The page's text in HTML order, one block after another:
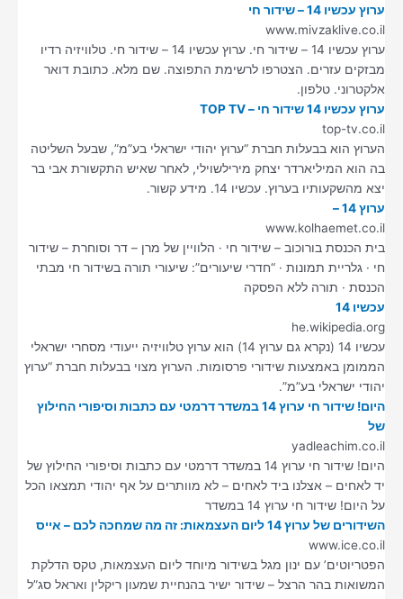
ערוץ עכשיו 14 – שידור חי
www.mivzaklive.co.il
ערוץ עכשיו 14 – שידור חי. ערוץ עכשיו 14 – שידור חי. טלוויזיה רדיו
מבזקים עזרים. הצטרפו לרשימת התפוצה. שם מלא. כתובת דואר
אלקטרוני. טלפון.
ערוץ עכשיו 14 שידור חי – TOP TV
top-tv.co.il
הערוץ הוא בבעלות חברת “ערוץ יהודי ישראלי בע”מ”, שבעל השליטה
בה הוא המיליארדר יצחק מירילשוילי, לאחר שאיש התקשורת אבי בר
יצא מהשקעותיו בערוץ. עכשיו 14. מידע קשור.
ערוץ 14 –
www.kolhaemet.co.il
בית הכנסת בורוכוב – שידור חי · הלוויין של מרן – דר וסוחרת – שידור
חי · גלריית תמונות · “חדרי שיעורים”: שיעורי תורה בשידור חי מבתי
הכנסת · תורה ללא הפסקה
עכשיו 14
he.wikipedia.org
עכשיו 14 (נקרא גם ערוץ 14) הוא ערוץ טלוויזיה ייעודי מסחרי ישראלי
הממומן באמצעות שידורי פרסומות. הערוץ מצוי בבעלות חברת “ערוץ
יהודי ישראלי בע”מ”.
היום! שידור חי ערוץ 14 במשדר דרמטי עם כתבות וסיפורי החילוץ
של
yadleachim.co.il
היום! שידור חי ערוץ 14 במשדר דרמטי עם כתבות וסיפורי החילוץ של
יד לאחים – אצלנו ביד לאחים – לא מוותרים על אף יהודי תמצאו הכל
על היום! שידור חי ערוץ 14 במשדר
השידורים של ערוץ 14 ליום העצמאות: זה מה שמחכה לכם – אייס
www.ice.co.il
הפטריוטים’ עם ינון מגל בשידור מיוחד ליום העצמאות, טקס הדלקת
המשואות בהר הרצל – שידור ישיר בהנחיית שמעון ריקלין ואראל סג”ל